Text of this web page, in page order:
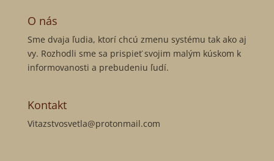
O nás
Sme dvaja ľudia, ktorí chcú zmenu systému tak ako aj
vy. Rozhodli sme sa prispieť svojim malým kúskom k
informovanosti a prebudeniu ľudí.
Kontakt
Vitazstvosvetla@protonmail.com